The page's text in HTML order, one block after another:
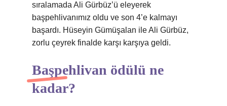
sıralamada Ali Gürbüz’ü eleyerek
başpehlivanımız oldu ve son 4’e kalmayı
başardı. Hüseyin Gümüşalan ile Ali Gürbüz,
zorlu çeyrek finalde karşı karşıya geldi.
Başpehlivan ödülü ne
kadar?